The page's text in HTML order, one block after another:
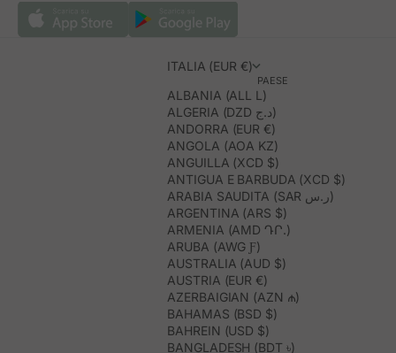
ITALIA (EUR €)
PAESE
ALBANIA (ALL L)
ALGERIA (DZD د.ج)
ANDORRA (EUR €)
ANGOLA (AOA KZ)
ANGUILLA (XCD $)
ANTIGUA E BARBUDA (XCD $)
ARABIA SAUDITA (SAR ر.س)
ARGENTINA (ARS $)
ARMENIA (AMD ԴՐ.)
ARUBA (AWG Ƒ)
AUSTRALIA (AUD $)
AUSTRIA (EUR €)
AZERBAIGIAN (AZN ₼)
BAHAMAS (BSD $)
BAHREIN (USD $)
BANGLADESH (BDT ৳)